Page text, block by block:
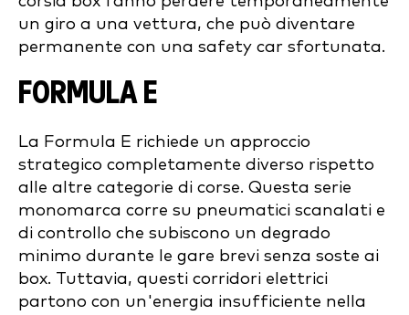
un giro a una vettura, che può diventare
permanente con una safety car sfortunata.
FORMULA E
La Formula E richiede un approccio
strategico completamente diverso rispetto
alle altre categorie di corse. Questa serie
monomarca corre su pneumatici scanalati e
di controllo che subiscono un degrado
minimo durante le gare brevi senza soste ai
box. Tuttavia, questi corridori elettrici
partono con un'energia insufficiente nella